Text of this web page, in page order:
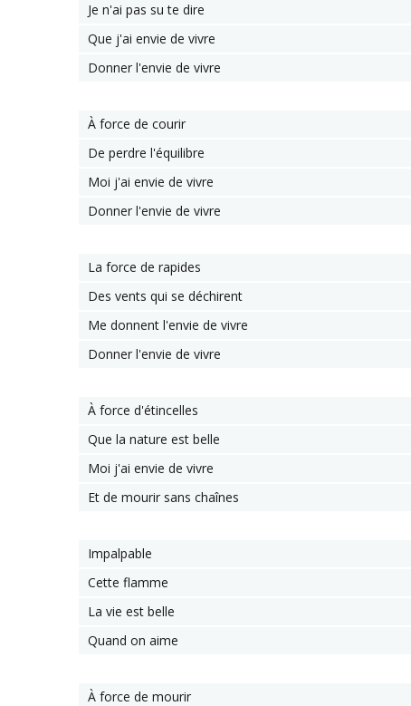
Je n'ai pas su te dire
Que j'ai envie de vivre
Donner l'envie de vivre
À force de courir
De perdre l'équilibre
Moi j'ai envie de vivre
Donner l'envie de vivre
La force de rapides
Des vents qui se déchirent
Me donnent l'envie de vivre
Donner l'envie de vivre
À force d'étincelles
Que la nature est belle
Moi j'ai envie de vivre
Et de mourir sans chaînes
Impalpable
Cette flamme
La vie est belle
Quand on aime
À force de mourir